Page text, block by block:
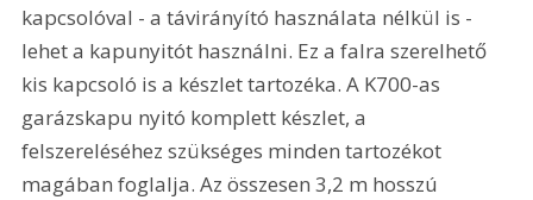
kapcsolóval - a távirányító használata nélkül is -
lehet a kapunyitót használni. Ez a falra szerelhető
kis kapcsoló is a készlet tartozéka. A K700-as
garázskapu nyitó komplett készlet, a
felszereléséhez szükséges minden tartozékot
magában foglalja. Az összesen 3,2 m hosszú